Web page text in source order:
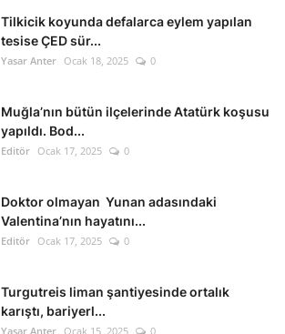
Tilkicik koyunda defalarca eylem yapılan
tesise ÇED sür...
Yasar Anter Ocak 18, 2025 0
Muğla’nın bütün ilçelerinde Atatürk koşusu
yapıldı. Bod...
Editör Ocak 17, 2025 0
Doktor olmayan Yunan adasındaki
Valentina’nın hayatını...
Editör Ocak 17, 2025 0
Turgutreis liman şantiyesinde ortalık
karıştı, bariyerl...
Yasar Anter Ocak 15, 2025 0